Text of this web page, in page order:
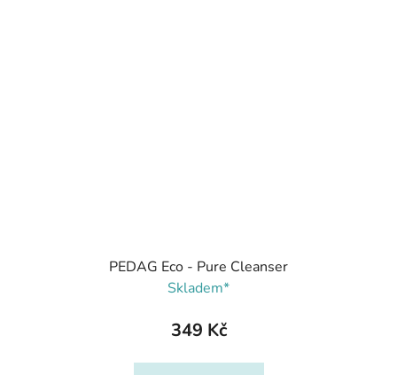
PEDAG Eco - Pure Cleanser
Skladem*
349 Kč